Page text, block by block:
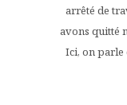
arrêté de
avons quitté
Ici, on parle